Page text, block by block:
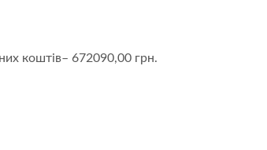
коштів– 672090,00 грн.